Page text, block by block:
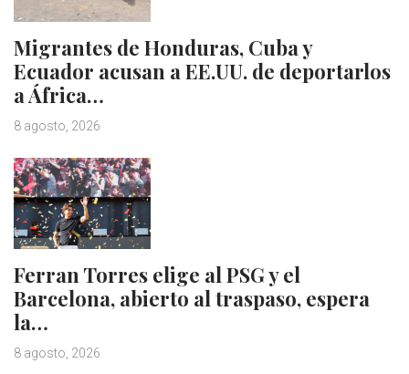
Migrantes de Honduras, Cuba y
Ecuador acusan a EE.UU. de deportarlos
a África…
8 agosto, 2026
Ferran Torres elige al PSG y el
Barcelona, abierto al traspaso, espera
la…
8 agosto, 2026